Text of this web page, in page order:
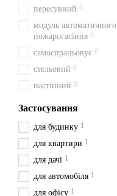
пересувний 0
модуль автоматичного
пожарогасіння 0
самоспрацьовує 0
стельовий 0
настінний 0
Застосування
для будинку 1
для квартири 1
для дачі 1
для автомобіля 1
для офісу 1